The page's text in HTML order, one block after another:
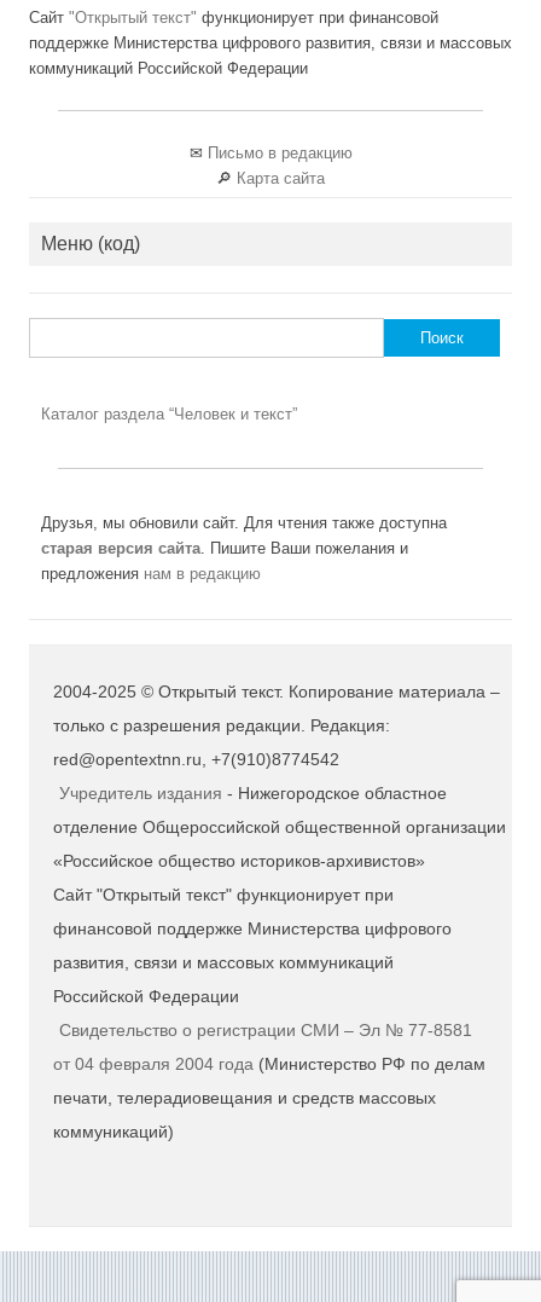
Сайт "Открытый текст" функционирует при финансовой
поддержке Министерства цифрового развития, связи и массовых
коммуникаций Российской Федерации
✉ Письмо в редакцию
🔎 Карта сайта
Меню (код)
Каталог раздела “Человек и текст”
Друзья, мы обновили сайт. Для чтения также доступна
старая версия сайта . Пишите Ваши пожелания и
предложения нам в редакцию
2004-2025 © Открытый текст. Копирование материала –
только с разрешения редакции. Редакция:
red@opentextnn.ru, +7(910)8774542
Учредитель издания - Нижегородское областное
отделение Общероссийской общественной организации
«Российское общество историков-архивистов»
Сайт "Открытый текст" функционирует при
финансовой поддержке Министерства цифрового
развития, связи и массовых коммуникаций
Российской Федерации
Свидетельство о регистрации СМИ – Эл № 77-8581
от 04 февраля 2004 года (Министерство РФ по делам
печати, телерадиовещания и средств массовых
коммуникаций)